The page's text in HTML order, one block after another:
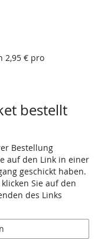
2,95 € pro
bestellt
Bestellung
auf den Link in einer
geschickt haben.
Sie auf den
des Links